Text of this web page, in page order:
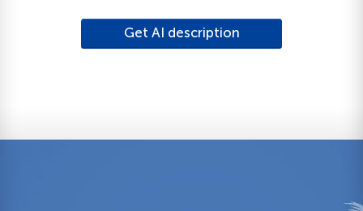
Get AI description